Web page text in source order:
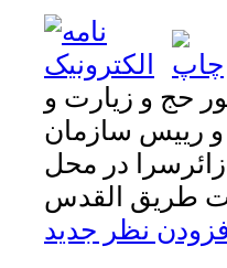
حج و زیارت و
رییس سازمان
در محل
نظر جدید